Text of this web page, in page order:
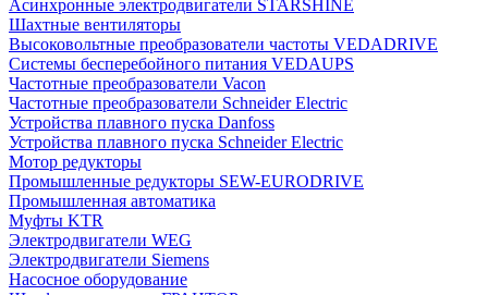
Асинхронные электродвигатели STARSHINE
Шахтные вентиляторы
Высоковольтные преобразователи частоты VEDADRIVE
Системы бесперебойного питания VEDAUPS
Частотные преобразователи Vacon
Частотные преобразователи Schneider Electric
Устройства плавного пуска Danfoss
Устройства плавного пуска Schneider Electric
Мотор редукторы
Промышленные редукторы SEW-EURODRIVE
Промышленная автоматика
Муфты KTR
Электродвигатели WEG
Электродвигатели Siemens
Насосное оборудование